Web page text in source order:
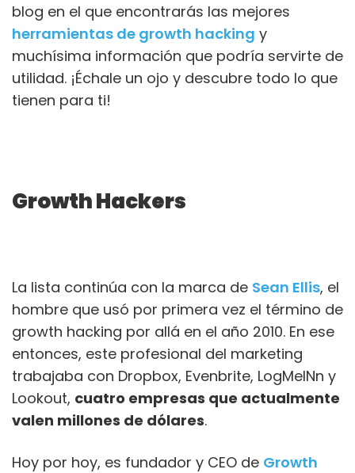
blog en el que encontrarás las mejores
herramientas de growth hacking y
muchísima información que podría servirte de
utilidad. ¡Échale un ojo y descubre todo lo que
tienen para ti!
Growth Hackers
La lista continúa con la marca de Sean Ellis, el
hombre que usó por primera vez el término de
growth hacking por allá en el año 2010. En ese
entonces, este profesional del marketing
trabajaba con Dropbox, Evenbrite, LogMeINn y
Lookout, cuatro empresas que actualmente
valen millones de dólares.
Hoy por hoy, es fundador y CEO de Growth